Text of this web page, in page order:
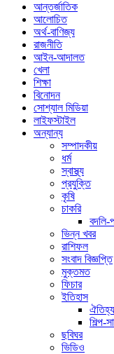
আন্তর্জাতিক
আলোচিত
অর্থ-বাণিজ্য
রাজনীতি
আইন-আদালত
খেলা
শিক্ষা
বিনোদন
সোশ্যাল মিডিয়া
লাইফস্টাইল
অন্যান্য
সম্পাদকীয়
ধর্ম
স্বাস্থ্য
প্রযুক্তি
কৃষি
চাকরি
বদলি-
ভিন্ন খবর
রাশিফল
সংবাদ বিজ্ঞপ্তি
মুক্তমত
ফিচার
ইতিহাস
ঐতিহ্য
শিল্প-
ছবিঘর
ভিডিও